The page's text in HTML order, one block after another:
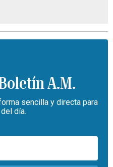
A.M.
sencilla y directa para
día.